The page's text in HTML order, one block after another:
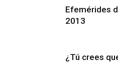
Efemérides
2013
¿Tú crees